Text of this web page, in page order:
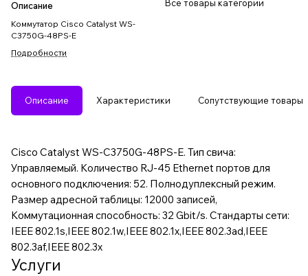
Описание
Коммутатор Cisco Catalyst WS-
C3750G-48PS-E
Подробности
Все товары категории
Описание Характеристики Сопутствующие товары
Cisco Catalyst WS-C3750G-48PS-E. Тип свича:
Управляемый. Количество RJ-45 Ethernet портов для
основного подключения: 52. Полнодуплексный режим.
Размер адресной таблицы: 12000 записей,
Коммутационная способность: 32 Gbit/s. Стандарты сети:
IEEE 802.1s,IEEE 802.1w,IEEE 802.1x,IEEE 802.3ad,IEEE
802.3af,IEEE 802.3x
Услуги